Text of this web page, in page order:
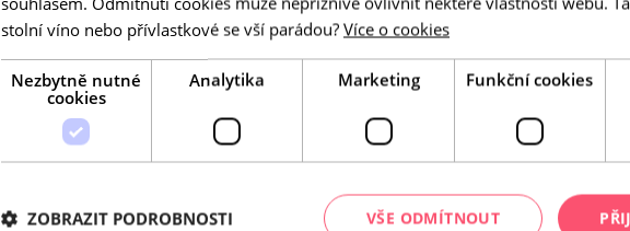
stolní víno nebo přívlastkové se vší parádou? Více o cookies
Nezbytně nutné
cookies
Analytika Marketing Funkční cookies
VŠE ODMÍTNOUT
ZOBRAZIT PODROBNOSTI